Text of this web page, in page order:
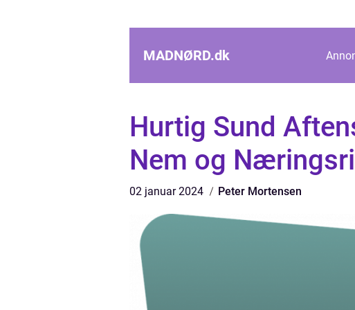
MADNØRD.dk
Hurtig Sund
Nem og
02 januar 2024 Peter Mortensen